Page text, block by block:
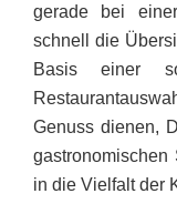
gerade bei
schnell die
Basis einer
Genuss dienen,
in die Vielfalt der